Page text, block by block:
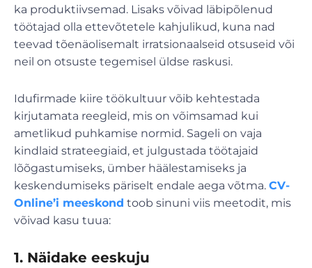
ka produktiivsemad. Lisaks võivad läbipõlenud
töötajad olla ettevõtetele kahjulikud, kuna nad
teevad tõenäolisemalt irratsionaalseid otsuseid või
neil on otsuste tegemisel üldse raskusi.
Idufirmade kiire töökultuur võib kehtestada
kirjutamata reegleid, mis on võimsamad kui
ametlikud puhkamise normid. Sageli on vaja
kindlaid strateegiaid, et julgustada töötajaid
lõõgastumiseks, ümber häälestamiseks ja
keskendumiseks päriselt endale aega võtma. CV-
Online’i meeskond toob sinuni viis meetodit, mis
võivad kasu tuua:
1. Näidake eeskuju